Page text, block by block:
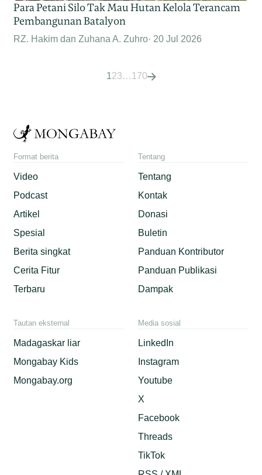
Para Petani Silo Tak Mau Hutan Kelola Terancam
Pembangunan Batalyon
RZ. Hakim dan Zuhana A. Zuhro 20 Jul 2026
123…170
Format berita
Video
Podcast
Artikel
Spesial
Berita singkat
Cerita Fitur
Terbaru
Tentang
Tentang
Kontak
Donasi
Buletin
Panduan Kontributor
Panduan Publikasi
Dampak
Tautan eksternal
Madagaskar liar
Mongabay Kids
Mongabay.org
Media sosial
LinkedIn
Instagram
Youtube
X
Facebook
Threads
TikTok